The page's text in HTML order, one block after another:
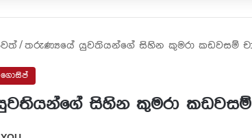
/තරුණ්‍යයේ යුවතියන්ගේ සිහින කුමරා කඩවසම්
සිහින කුමරා කඩවසම්